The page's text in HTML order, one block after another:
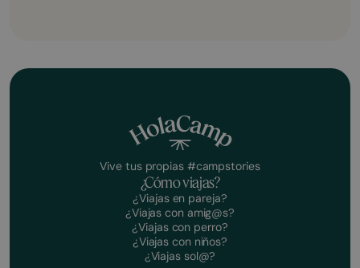
Vive tus propias #campstories
¿Cómo viajas?
¿Viajas en pareja?
¿Viajas con amig@s?
¿Viajas con perro?
¿Viajas con niños?
¿Viajas sol@?